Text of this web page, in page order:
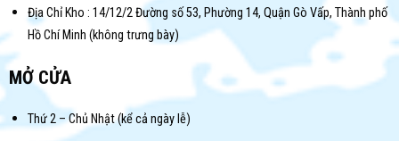
Địa Chỉ Kho : 14/12/2 Đường số 53, Phường 14, Quận Gò Vấp, Thành phố
Hồ Chí Minh (không trưng bày)
MỞ CỬA
Thứ 2 – Chủ Nhật (kể cả ngày lễ)